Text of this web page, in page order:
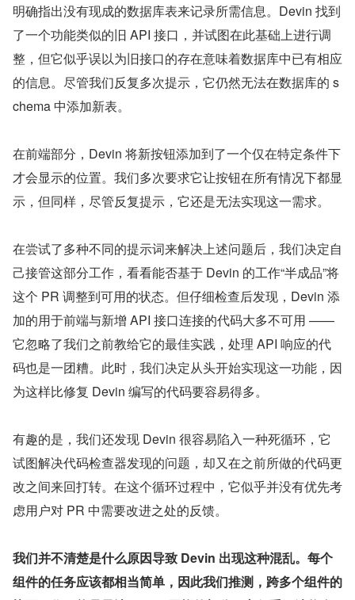
明确指出没有现成的数据库表来记录所需信息。Devin 找到
了一个功能类似的旧 API 接口，并试图在此基础上进行调
整，但它似乎误以为旧接口的存在意味着数据库中已有相应
的信息。尽管我们反复多次提示，它仍然无法在数据库的 s
chema 中添加新表。
在前端部分，Devin 将新按钮添加到了一个仅在特定条件下
才会显示的位置。我们多次要求它让按钮在所有情况下都显
示，但同样，尽管反复提示，它还是无法实现这一需求。
在尝试了多种不同的提示词来解决上述问题后，我们决定自
己接管这部分工作，看看能否基于 Devin 的工作“半成品”将
这个 PR 调整到可用的状态。但仔细检查后发现，Devin 添
加的用于前端与新增 API 接口连接的代码大多不可用 ——
它忽略了我们之前教给它的最佳实践，处理 API 响应的代
码也是一团糟。此时，我们决定从头开始实现这一功能，因
为这样比修复 Devin 编写的代码要容易得多。
有趣的是，我们还发现 Devin 很容易陷入一种死循环，它
试图解决代码检查器发现的问题，却又在之前所做的代码更
改之间来回打转。在这个循环过程中，它似乎并没有优先考
虑用户对 PR 中需要改进之处的反馈。
我们并不清楚是什么原因导致 Devin 出现这种混乱。每个
组件的任务应该都相当简单，因此我们推测，跨多个组件的